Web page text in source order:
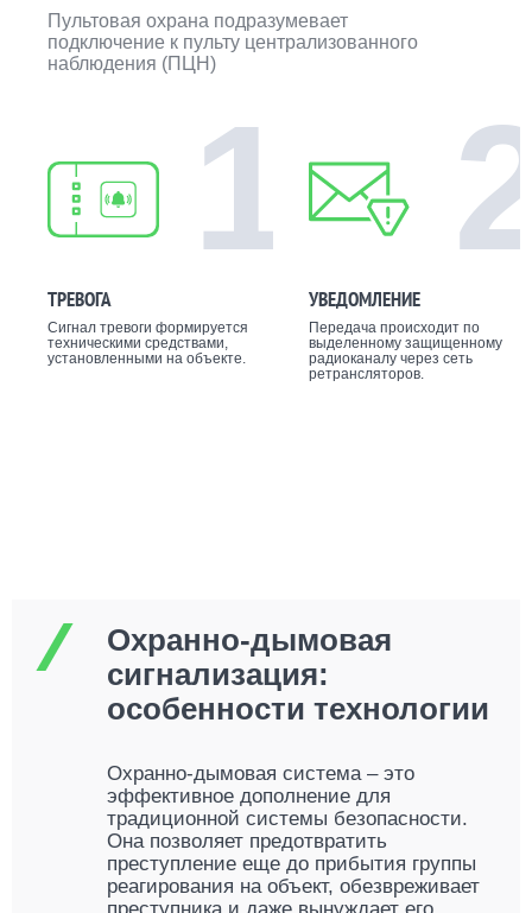
Пультовая охрана подразумевает
подключение к пульту централизованного
наблюдения (ПЦН)
1
ТРЕВОГА
Сигнал тревоги формируется
техническими средствами,
установленными на объекте.
УВЕДОМЛЕНИЕ
Передача происходит по
выделенному защищенному
радиоканалу через сеть
ретрансляторов.
Охранно-дымовая
сигнализация:
особенности технологии
Охранно-дымовая система – это
эффективное дополнение для
традиционной системы безопасности.
Она позволяет предотвратить
преступление еще до прибытия группы
реагирования на объект, обезвреживает